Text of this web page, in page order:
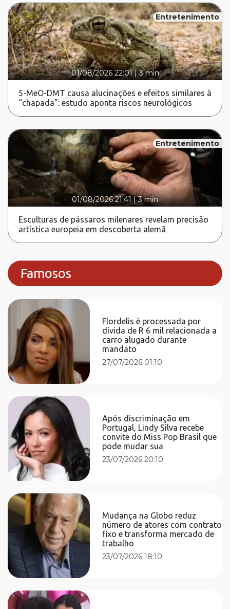
Entretenimento
01/08/2026 22:01|3 min
5-MeO-DMT causa alucinações e efeitos similares à
“chapada”: estudo aponta riscos neurológicos
Entretenimento
01/08/2026 21:41 |3 min
Esculturas de pássaros milenares revelam precisão
artística europeia em descoberta alemã
Famosos
Flordelis é processada por
dívida de R 6 mil relacionada a
carro alugado durante
mandato
27/07/2026 01:10
Após discriminação em
Portugal, Lindy Silva recebe
convite do Miss Pop Brasil que
pode mudar sua
23/07/2026 20:10
Mudança na Globo reduz
número de atores com contrato
fixo e transforma mercado de
trabalho
23/07/2026 18:10